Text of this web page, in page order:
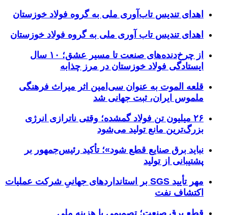
اهدای تندیس تاب‌آوری ملی به گروه فولاد خوزستان
اهدای تندیس تاب آوری ملی به گروه فولاد خوزستان
از چرخ‌دنده‌های صنعت تا مسیر عشق؛ ۱۰ سال
ایستادگی فولاد خوزستان در مرز چذابه
قلعه الموت به عنوان سی‌امین اثر میراث‌ فرهنگی
ملموس ایران، ثبت جهانی شد
۲۶ میلیون تن فولاد گمشده؛ وقتی ناترازی انرژی
بزرگ‌ترین مانع تولید می‌شود
نباید برق صنایع قطع شود»؛ تأکید رئیس‌جمهور بر
پشتیبانی از تولید
مهر تأیید SGS بر استانداردهای جهانیِ شرکت عملیات
اکتشاف نفت